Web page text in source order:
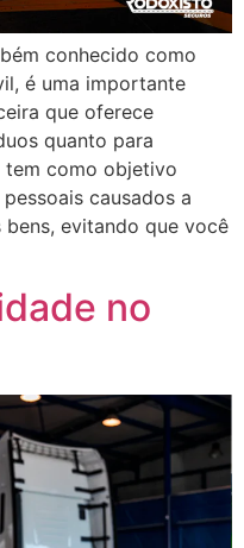
conhecido como
é uma importante
que oferece
quanto para
tem como objetivo
causados a
evitando que você
no